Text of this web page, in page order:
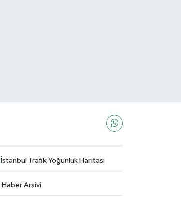
İstanbul Trafik Yoğunluk Haritası
Haber Arşivi